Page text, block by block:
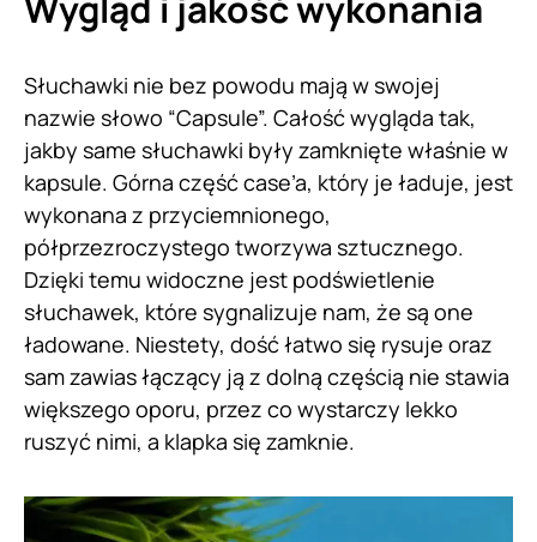
Słuchawki nie bez powodu mają w swojej
nazwie słowo “Capsule”. Całość wygląda tak,
jakby same słuchawki były zamknięte właśnie w
kapsule. Górna część case’a, który je ładuje, jest
wykonana z przyciemnionego,
półprzezroczystego tworzywa sztucznego.
Dzięki temu widoczne jest podświetlenie
słuchawek, które sygnalizuje nam, że są one
ładowane. Niestety, dość łatwo się rysuje oraz
sam zawias łączący ją z dolną częścią nie stawia
większego oporu, przez co wystarczy lekko
ruszyć nimi, a klapka się zamknie.